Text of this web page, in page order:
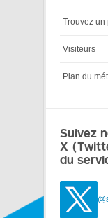
Trouvez un
Visiteurs
Plan du
Suivez
X
du